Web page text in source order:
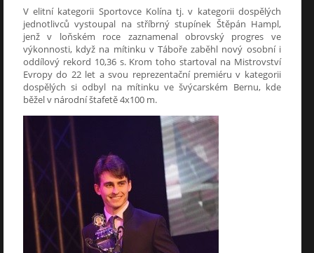
V elitní kategorii Sportovce Kolína tj. v kategorii dospělých
jednotlivců vystoupal na stříbrný stupínek Štěpán Hampl,
jenž v loňském roce zaznamenal obrovský progres ve
výkonnosti, když na mítinku v Táboře zaběhl nový osobní i
oddílový rekord 10,36 s. Krom toho startoval na Mistrovství
Evropy do 22 let a svou reprezentační premiéru v kategorii
dospělých si odbyl na mítinku ve švýcarském Bernu, kde
běžel v národní štafetě 4x100 m.